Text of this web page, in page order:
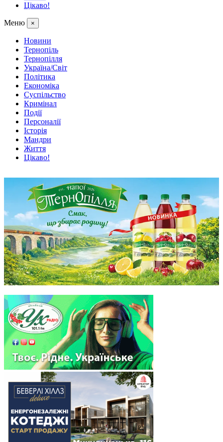
Цікаво!
Меню ×
Новини
Тернопіль
Тернопілля
Україна/Світ
Політика
Економіка
Суспільство
Кримінал
Події
Персоналії
Історія
Мандри
Життя
Цікаво!